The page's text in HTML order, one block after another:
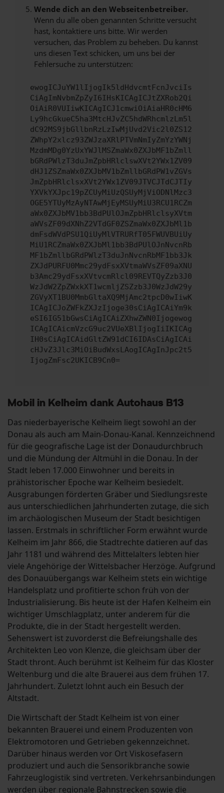
Wende dich an den Webseitenbetreiber.
Wenn du alle oben genannten Schritte versucht
hast, kontaktiere uns bitte. Wir werden
versuchen, das Problem zu beheben. Du kannst
uns diesen Text schicken, um uns bei der
Fehlersuche zu unterstützen:
ewogICJuYW1lIjogIk5ldHdvcmtFcnJvciIs
CiAgImNvbmZpZyI6IHsKICAgICJtZXRob2Qi
OiAiR0VUIiwKICAgICJ1cmwiOiAiaHR0cHM6
Ly9hcGkueC5ha3MtcHJvZC5hdWRhcmlzLm5l
dC92MS9jbGllbnRzLzIwMjUvd2Vic2l0ZS12
ZWhpY2xlcz93ZWJzaXRlPTVmNmIyZmYzYWNj
MzdmMDg0YzUxYWJlMSZmaWx0ZXJbMF1bZmll
bGRdPWlzT3duJmZpbHRlclswXVt2YWx1ZV09
dHJ1ZSZmaWx0ZXJbMV1bZmllbGRdPW1vZGVs
JmZpbHRlclsxXVt2YWx1ZV09JTVCJTdCJTIy
YXVkYXJpc19pZCUyMiUzQSUyMjViODNlMzc3
OGE5YTUyMzAyNTAwMjEyMSUyMiU3RCU1RCZm
aWx0ZXJbMV1bb3BdPUlOJmZpbHRlclsyXVtm
aWVsZF09dXNhZ2VTdGF0ZSZmaWx0ZXJbMl1b
dmFsdWVdPSU1QiUyMlVTRURfT05FWUVBUiUy
MiU1RCZmaWx0ZXJbMl1bb3BdPUlOJnNvcnRb
MF1bZmllbGRdPWlzT3duJnNvcnRbMF1bb3Jk
ZXJdPURFU0Mmc29ydFsxXVtmaWVsZF09aXNU
b3Amc29ydFsxXVtvcmRlcl09REVTQyZzb3J0
WzJdW2ZpZWxkXT1wcmljZSZzb3J0WzJdW29y
ZGVyXT1BU0MmbGltaXQ9MjAmc2tpcD0wIiwK
ICAgICJoZWFkZXJzIjoge30sCiAgICAiYm9k
eSI6IG51bGwsCiAgICAiZXhwZWN0Ijogewog
ICAgICAicmVzcG9uc2VUeXBlIjogIiIKICAg
IH0sCiAgICAidGltZW91dCI6IDAsCiAgICAi
cHJvZ3Jlc3MiOiBudWxsLAogICAgInJpc2t5
IjogZmFsc2UKICB9Cn0=
Mobil in Kelheim dank Autohaus B13
Das niederbayerische Kelheim liegt sowohl an der
Donau als auch am Main-Donau-Kanal. Kennzeichnend
für die geografische Lage ist der Donaudurchbruch
und die Mündung der Altmühl in die Donau. In der
Stadt leben 17.000 Einwohner und bereits in
prähistorischer Epoche war Kelheim besiedelt.
Ausgrabungen förderten Gräber und Siedlungsreste
aus unterschiedlichen Jahrhunderten zutage, die sich
im archäologischen Museum der Stadt besichtigen
lassen. Erstmals in schriftlicher Form erwähnt wurde
Kelheim im Jahr 866, die Stadtrechte datieren auf das
Jahr 1181 und während des Mittelalters lebten hier
viele Angehörige der Wittelsbacher Herzöge. Aufgrund
des Donauübergangs war Kelheim stets ein wichtige
Handelsplatz und profitierte schon früh von der
Industrialisierung. Bis heute ist der Hafen Kelheim ein
wichtiger Umschlagplatz, unter anderem für die
Produkte, die in der Stadt hergestellt werden.
Sehenswert ist zuvorderst die Befreiungshalle des
Architekten Leo von Klenze, die gleichsam über der
Stadt thront. Auch berühmt ist Kelheim für das Kloster
Weltenburg und die alte Brauerei aus dem frühen 17.
Jahrhundert. Zuletzt lohnt auch ein Besuch der
Altstadt.
Die Wirtschaft der Stadt Kelheim ist von einer
bekannten Brauerei und einem Produzenten von
Elektromotoren und Getrieben gekennzeichnet.
Darüber hinaus werden vor Ort Viskosefasern
produziert und auch die Sensorikbranche sowie
Fahrzeuglogistik sind vertreten. Verkehrsanbindungen
werden über regionale Bahnstrecken sowie die